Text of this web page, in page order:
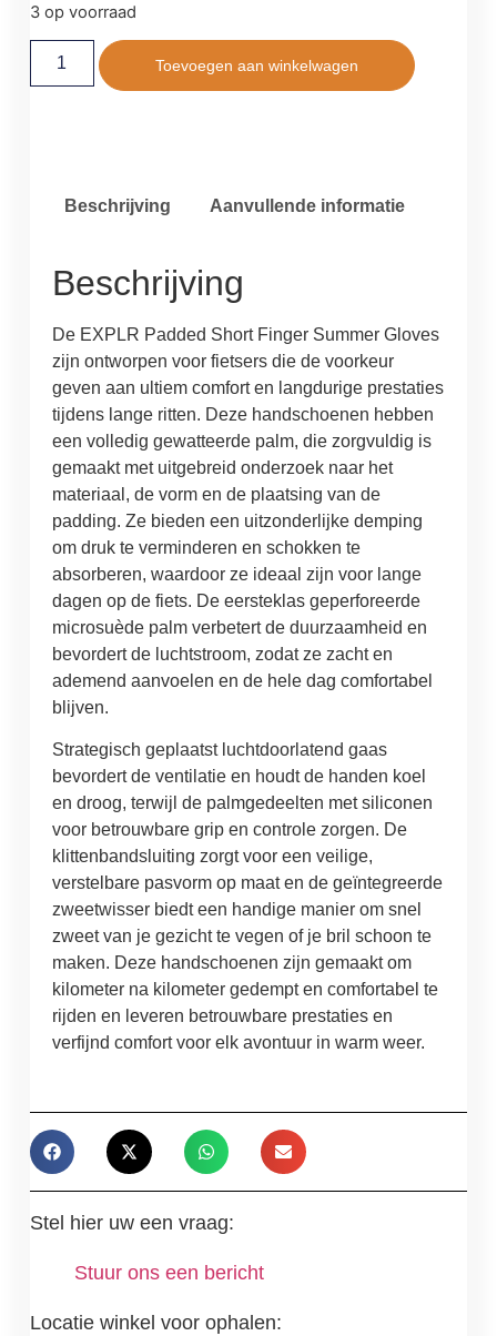
3 op voorraad
Toevoegen aan winkelwagen
Beschrijving Aanvullende informatie
Beschrijving
De EXPLR Padded Short Finger Summer Gloves
zijn ontworpen voor fietsers die de voorkeur
geven aan ultiem comfort en langdurige prestaties
tijdens lange ritten. Deze handschoenen hebben
een volledig gewatteerde palm, die zorgvuldig is
gemaakt met uitgebreid onderzoek naar het
materiaal, de vorm en de plaatsing van de
padding. Ze bieden een uitzonderlijke demping
om druk te verminderen en schokken te
absorberen, waardoor ze ideaal zijn voor lange
dagen op de fiets. De eersteklas geperforeerde
microsuède palm verbetert de duurzaamheid en
bevordert de luchtstroom, zodat ze zacht en
ademend aanvoelen en de hele dag comfortabel
blijven.
Strategisch geplaatst luchtdoorlatend gaas
bevordert de ventilatie en houdt de handen koel
en droog, terwijl de palmgedeelten met siliconen
voor betrouwbare grip en controle zorgen. De
klittenbandsluiting zorgt voor een veilige,
verstelbare pasvorm op maat en de geïntegreerde
zweetwisser biedt een handige manier om snel
zweet van je gezicht te vegen of je bril schoon te
maken. Deze handschoenen zijn gemaakt om
kilometer na kilometer gedempt en comfortabel te
rijden en leveren betrouwbare prestaties en
verfijnd comfort voor elk avontuur in warm weer.
Stel hier uw een vraag:
Stuur ons een bericht
Locatie winkel voor ophalen: